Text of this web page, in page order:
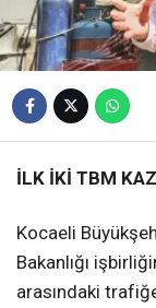
İLK İKİ TBM
Kocaeli
Bakanlığı
arasındaki